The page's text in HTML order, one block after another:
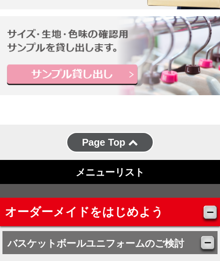
Page Top
メニューリスト
オーダーメイドをはじめよう
バスケットボールユニフォームのご検討